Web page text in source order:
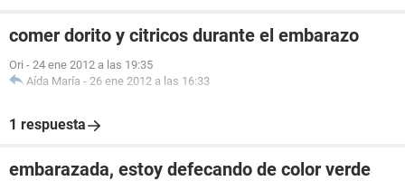
comer dorito y citricos durante el embarazo
Ori - 24 ene 2012 a las 19:35
Aída María - 26 ene 2012 a las 16:33
1 respuesta
embarazada, estoy defecando de color verde